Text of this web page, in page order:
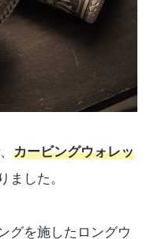
カービングウォレッ
ました。
グを施したロングウ